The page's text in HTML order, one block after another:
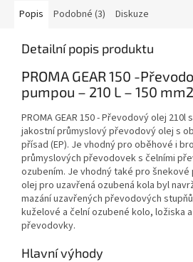
Popis Podobné (3) Diskuze
Detailní popis produktu
PROMA GEAR 150 -
pumpou – 210 L – 150
PROMA GEAR 150 - Převodový olej 210l
jakostní průmyslový převodový olej s
přísad (EP). Je vhodný pro oběhové i
průmyslových převodovek s čelními
ozubením. Je vhodný také pro
olej pro uzavřená ozubená kola byl
mazání uzavřených převodových
kuželové a čelní ozubené kolo, ložiska
převodovky.
Hlavní výhody